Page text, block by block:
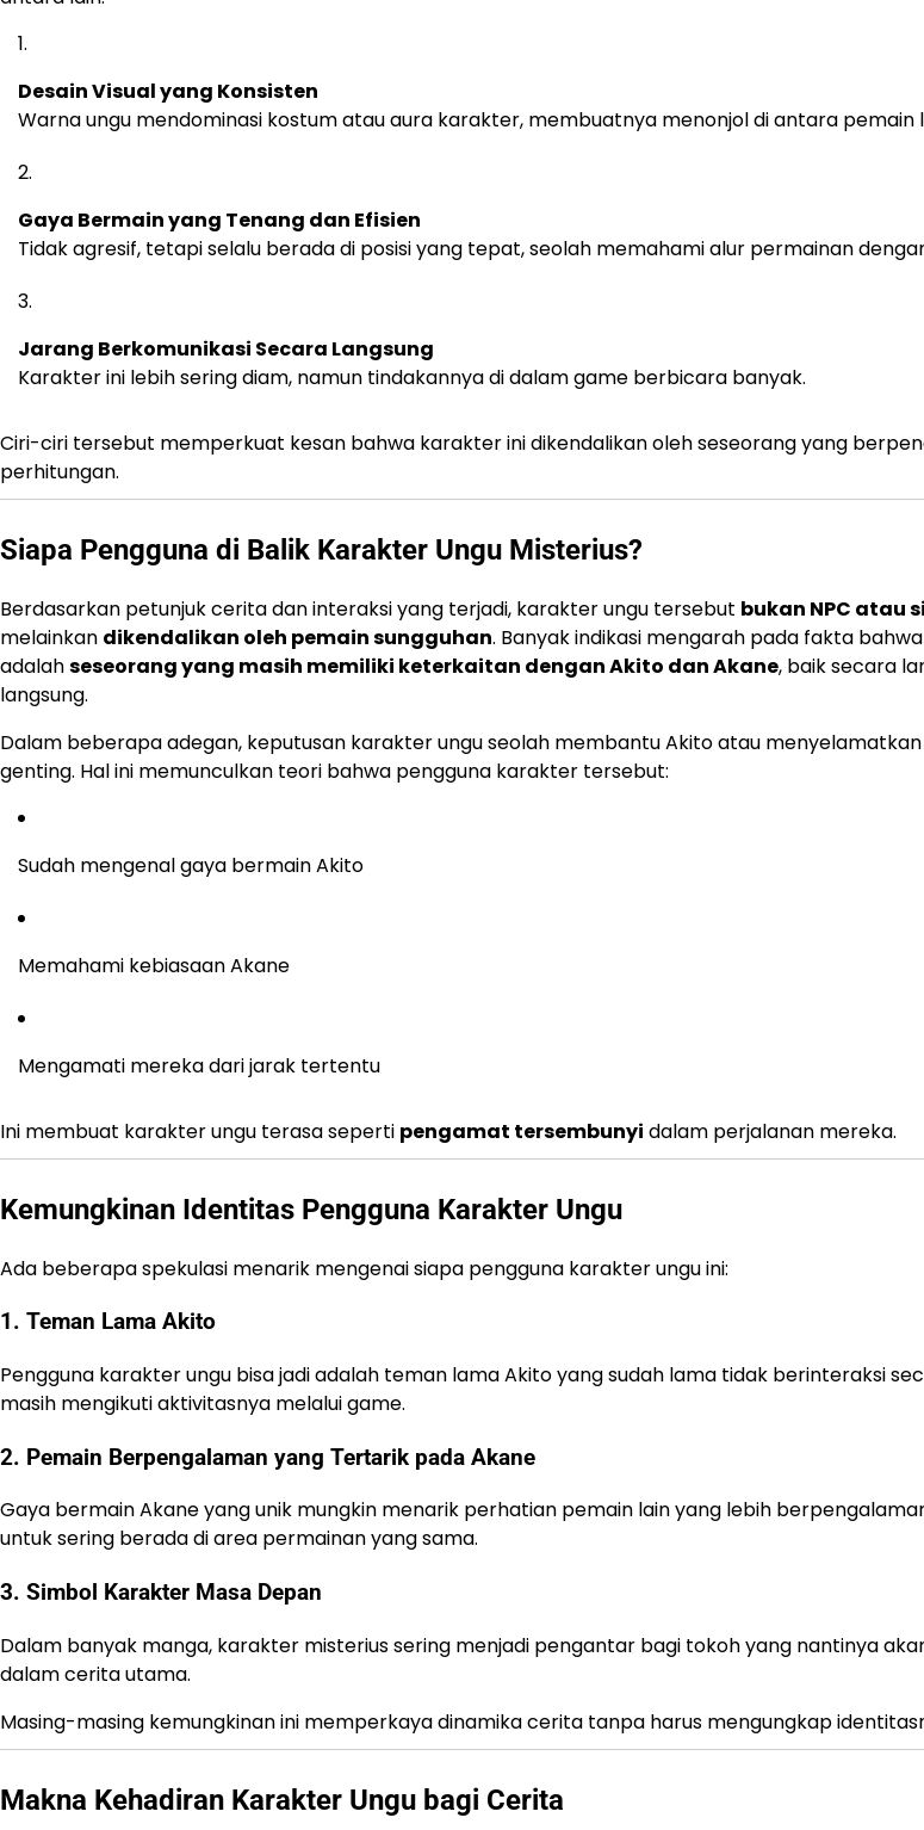
Desain Visual yang Konsisten
Warna ungu mendominasi kostum atau aura karakter, membuatnya menonjol di antara pemain
Gaya Bermain yang Tenang dan Efisien
Tidak agresif, tetapi selalu berada di posisi yang tepat, seolah memahami alur permainan
Jarang Berkomunikasi Secara Langsung
Karakter ini lebih sering diam, namun tindakannya di dalam game berbicara banyak.
Ciri-ciri tersebut memperkuat kesan bahwa karakter ini dikendalikan oleh seseorang yang
perhitungan.
Siapa Pengguna di Balik Karakter Ungu Misterius?
Berdasarkan petunjuk cerita dan interaksi yang terjadi, karakter ungu tersebut bukan NPC atau
melainkan dikendalikan oleh pemain sungguhan. Banyak indikasi mengarah pada fakta
adalahseseorang yang masih memiliki keterkaitan dengan Akito dan Akane, baik secara
langsung.
Dalam beberapa adegan, keputusan karakter ungu seolah membantu Akito atau
genting. Hal ini memunculkan teori bahwa pengguna karakter tersebut:
Sudah mengenal gaya bermain Akito
Memahami kebiasaan Akane
Mengamati mereka dari jarak tertentu
Ini membuat karakter ungu terasa seperti pengamat tersembunyi dalam perjalanan mereka.
Kemungkinan Identitas Pengguna Karakter Ungu
Ada beberapa spekulasi menarik mengenai siapa pengguna karakter ungu ini:
1. Teman Lama Akito
Pengguna karakter ungu bisa jadi adalah teman lama Akito yang sudah lama tidak berinteraksi
masih mengikuti aktivitasnya melalui game.
2. Pemain Berpengalaman yang Tertarik pada Akane
Gaya bermain Akane yang unik mungkin menarik perhatian pemain lain yang lebih
untuk sering berada di area permainan yang sama.
3. Simbol Karakter Masa Depan
Dalam banyak manga, karakter misterius sering menjadi pengantar bagi tokoh yang nantinya
dalam cerita utama.
Masing-masing kemungkinan ini memperkaya dinamika cerita tanpa harus mengungkap
Makna Kehadiran Karakter Ungu bagi Cerita